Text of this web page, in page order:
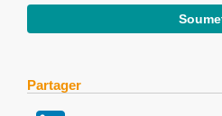
Partager